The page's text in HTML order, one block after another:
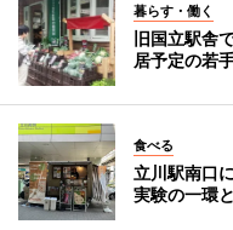
暮らす・働く
旧国立駅舎
居予定の若
食べる
立川駅南口
実験の一環